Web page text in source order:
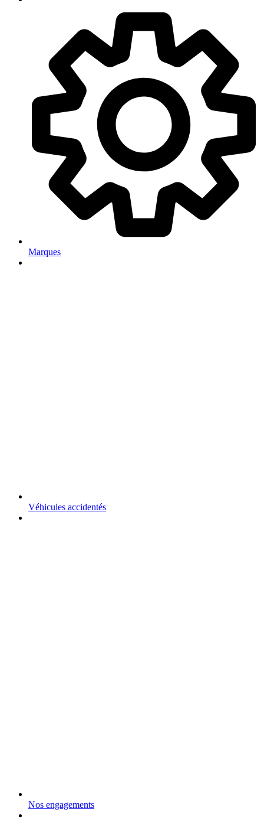
Marques
Véhicules accidentés
Nos engagements